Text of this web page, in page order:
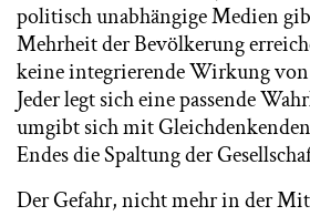
politisch unabhängige Medien
Mehrheit der Bevölkerung
keine integrierende Wirkung
Jeder legt sich eine passende
umgibt sich mit
Endes die Spaltung der
Der Gefahr, nicht mehr in der